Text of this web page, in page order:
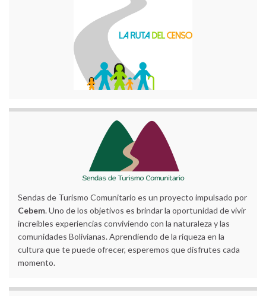
Sendas de Turismo Comunitario es un proyecto impulsado por
Cebem. Uno de los objetivos es brindar la oportunidad de vivir
increíbles experiencias conviviendo con la naturaleza y las
comunidades Bolivianas. Aprendiendo de la riqueza en la
cultura que te puede ofrecer, esperemos que disfrutes cada
momento.